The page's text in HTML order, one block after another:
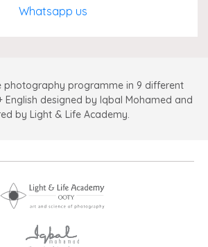
Whatsapp us
photography programme in 9 different
English designed by Iqbal Mohamed and
by Light & Life Academy.